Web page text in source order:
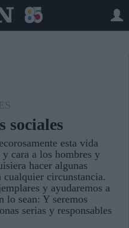
sociales
esta vida
cara a los hombres y
hacer algunas
cualquier circunstancia.
y ayudaremos a
lo sean: Y seremos
serias y responsables